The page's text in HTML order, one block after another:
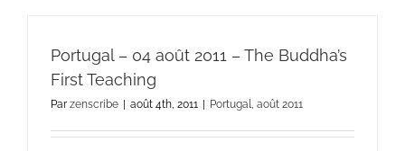
Portugal – 04 août 2011 – The Buddha’s
First Teaching
Par zenscribe | août 4th, 2011 | Portugal, août 2011